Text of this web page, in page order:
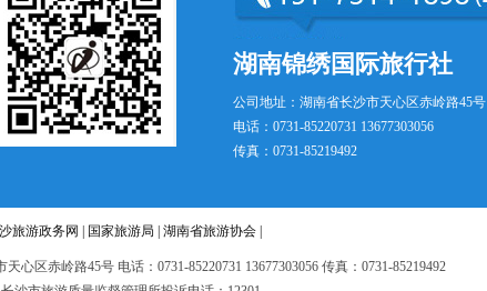
湖南锦绣国际旅行社
公司地址：湖南省长沙市天心区赤岭路45号
电话：0731-85220731 13677303056
传真：0731-85219492
旅游政务网 国家旅游局 湖南省旅游协会
区赤岭路45号 电话：0731-85220731 13677303056 传真：0731-85219492